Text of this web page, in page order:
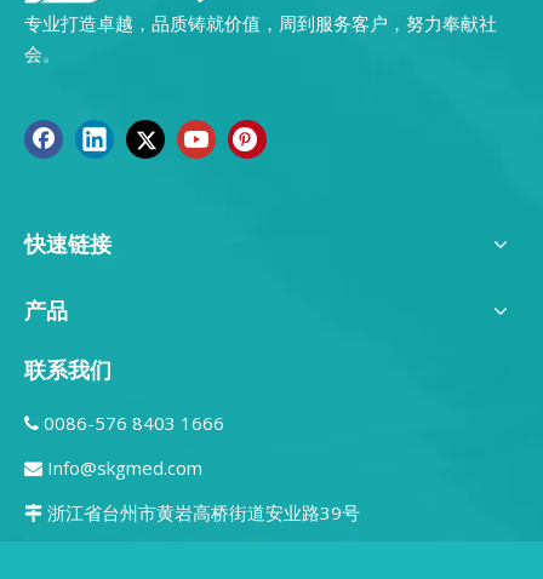
专业打造卓越，品质铸就价值，周到服务客户，努力奉献社
会。
快速链接
产品
联系我们
 0086-576 8403 1666
 Info@skgmed.com
 浙江省台州市黄岩高桥街道安业路39号